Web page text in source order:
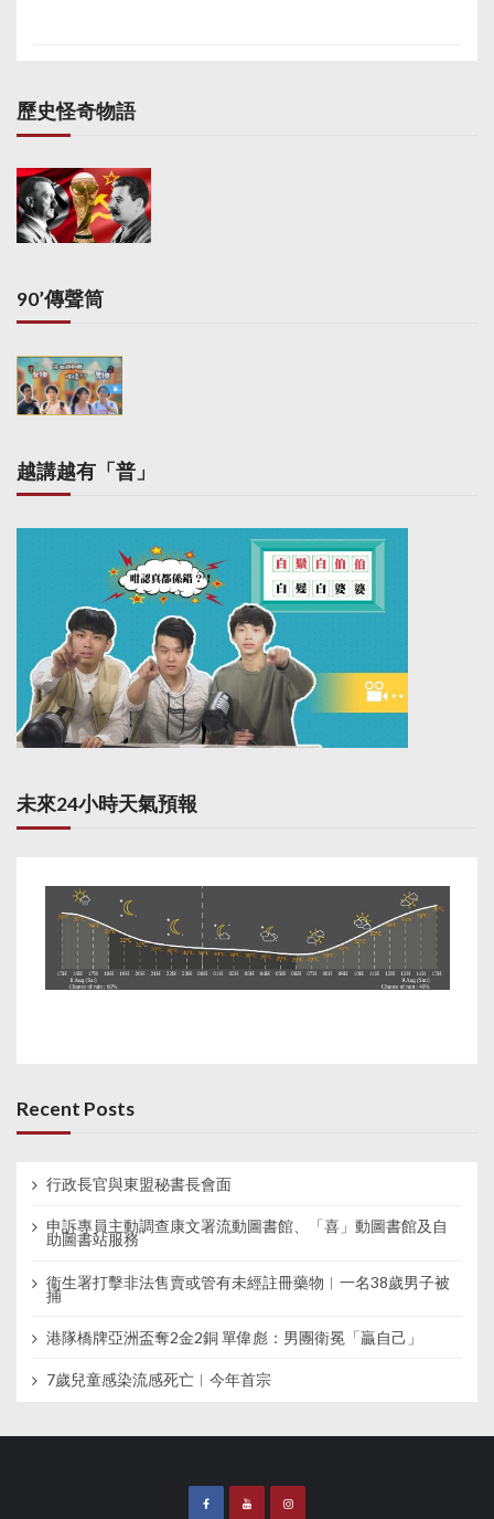
歷史怪奇物語
90’傳聲筒
越講越有「普」
未來24小時天氣預報
Recent Posts
行政長官與東盟秘書長會面
申訴專員主動調查康文署流動圖書館、「喜」動圖書館及自
助圖書站服務
衞生署打擊非法售賣或管有未經註冊藥物︱一名38歲男子被
捕
港隊橋牌亞洲盃奪2金2銅 單偉彪：男團衛冕「贏自己」
7歲兒童感染流感死亡︱今年首宗